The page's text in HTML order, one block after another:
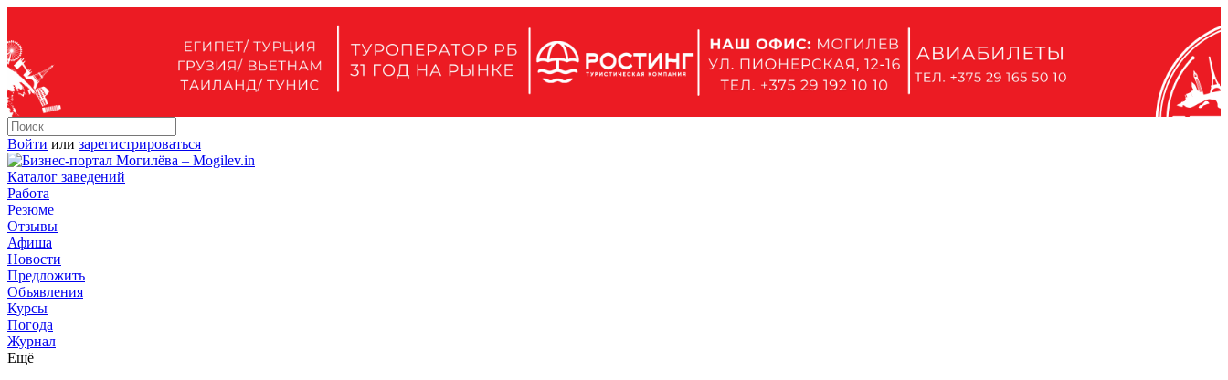
Войти или зарегистрироваться
Каталог заведений
Работа
Резюме
Отзывы
Афиша
Новости
Предложить
Объявления
Курсы
Погода
Журнал
Ещё